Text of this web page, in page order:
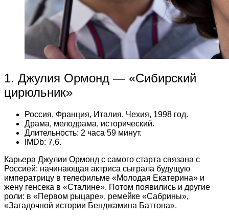
1. Джулия Ормонд — «Сибирский
цирюльник»
Россия, Франция, Италия, Чехия, 1998 год.
Драма, мелодрама, исторический.
Длительность: 2 часа 59 минут.
IMDb: 7,6.
Карьера Джулии Ормонд с самого старта связана с
Россией: начинающая актриса сыграла будущую
императрицу в телефильме «Молодая Екатерина» и
жену генсека в «Сталине». Потом появились и другие
роли: в «Первом рыцаре», ремейке «Сабрины»,
«Загадочной истории Бенджамина Баттона».